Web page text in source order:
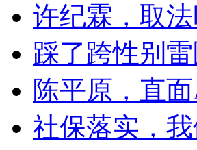
许纪霖，取
踩了跨性别
陈平原，直
社保落实，